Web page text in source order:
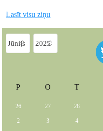
Lasīt visu ziņu
P O T
26 27 28
2 3 4